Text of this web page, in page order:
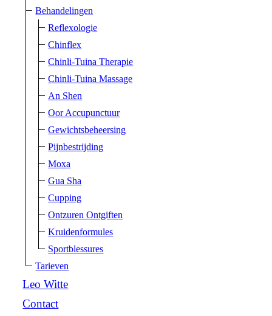
Behandelingen
Reflexologie
Chinflex
Chinli-Tuina Therapie
Chinli-Tuina Massage
An Shen
Oor Accupunctuur
Gewichtsbeheersing
Pijnbestrijding
Moxa
Gua Sha
Cupping
Ontzuren Ontgiften
Kruidenformules
Sportblessures
Tarieven
Leo Witte
Contact